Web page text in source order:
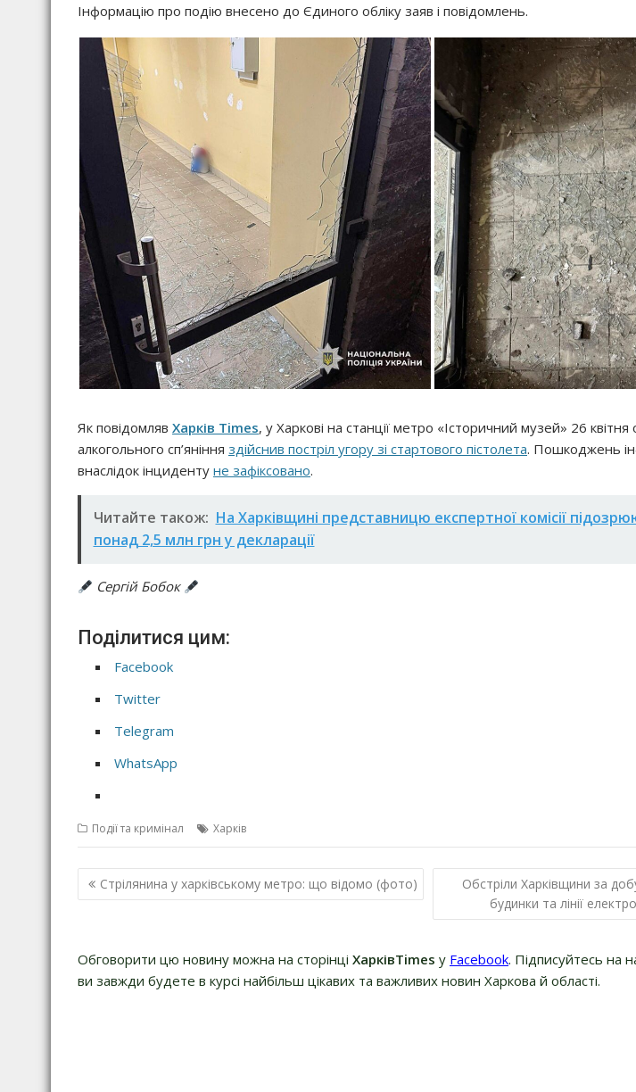
Інформацію про подію внесено до Єдиного обліку заяв і повідомлень.
Як повідомляв Харків Times, у Харкові на станції метро «Історичний музей» 26 квітня
алкогольного сп’яніння здійснив постріл угору зі стартового пістолета. Пошкоджень
внаслідок інциденту не зафіксовано.
Читайте також: На Харківщині представницю експертної комісії
понад 2,5 млн грн у декларації
Сергій Бобок
Поділитися цим:
Facebook
Twitter
Telegram
WhatsApp
Події та кримінал Харків
Н
а
і
г
Стрілянина у харківському метро: що відомо (фото)
Обстріли Харківщини за
будинки та лінії
Обговорити цю новину можна на сторінці ХарківTimes у Facebook. Підписуйтесь на
ви завжди будете в курсі найбільш цікавих та важливих новин Харкова й області.